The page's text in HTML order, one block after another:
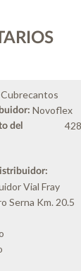
Cubrecantos
Novoflex
del
Vial Fray
Serna Km. 20.5